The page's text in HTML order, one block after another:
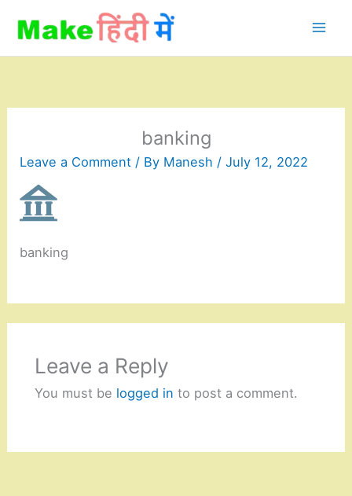
content
banking
Leave a Comment / By Manesh /July 12, 2022
banking
Leave a Reply
You must be logged in to post a comment.